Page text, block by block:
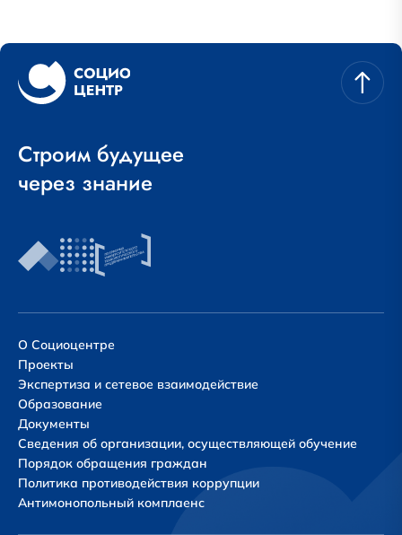
Строим будущее
через знание
О Социоцентре
Проекты
Экспертиза и сетевое взаимодействие
Образование
Документы
Сведения об организации, осуществляющей обучение
Порядок обращения граждан
Политика противодействия коррупции
Антимонопольный комплаенс